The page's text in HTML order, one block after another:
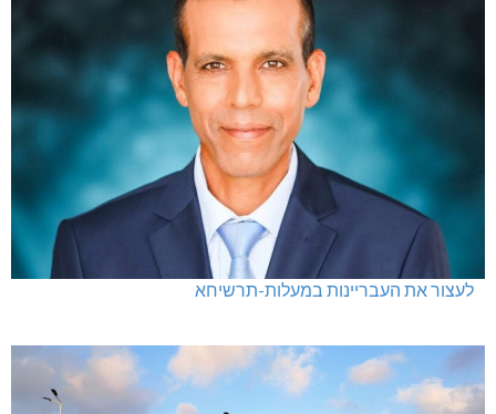
לעצור את העבריינות במעלות-תרשיחא